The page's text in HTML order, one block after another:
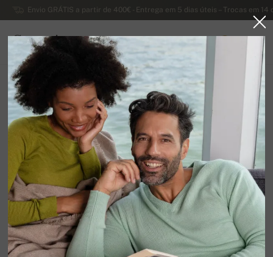
Envio GRÁTIS a partir de 400€ - Entrega em 5 dias úteis – Trocas em
Caxemira
PORTUGAL
Página principal